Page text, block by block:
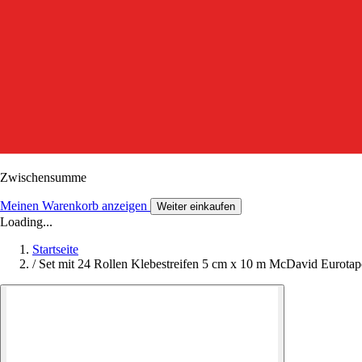
Zwischensumme
Meinen Warenkorb anzeigen Weiter einkaufen
Loading...
Startseite
/ Set mit 24 Rollen Klebestreifen 5 cm x 10 m McDavid